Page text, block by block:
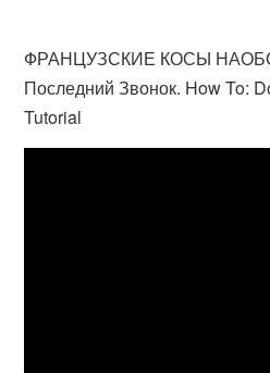
ФРАНЦУЗСКИЕ КОСЫ
Последний Звонок. How To:
Tutorial